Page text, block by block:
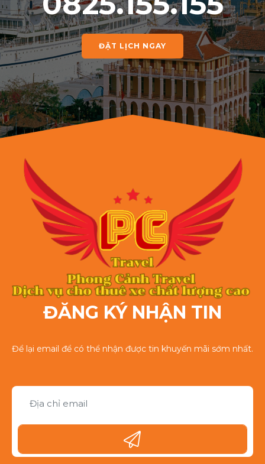
ĐẶT LỊCH NGAY
ĐĂNG KÝ NHẬN TIN
Để lại email để có thể nhận được tin khuyến mãi sớm nhất.